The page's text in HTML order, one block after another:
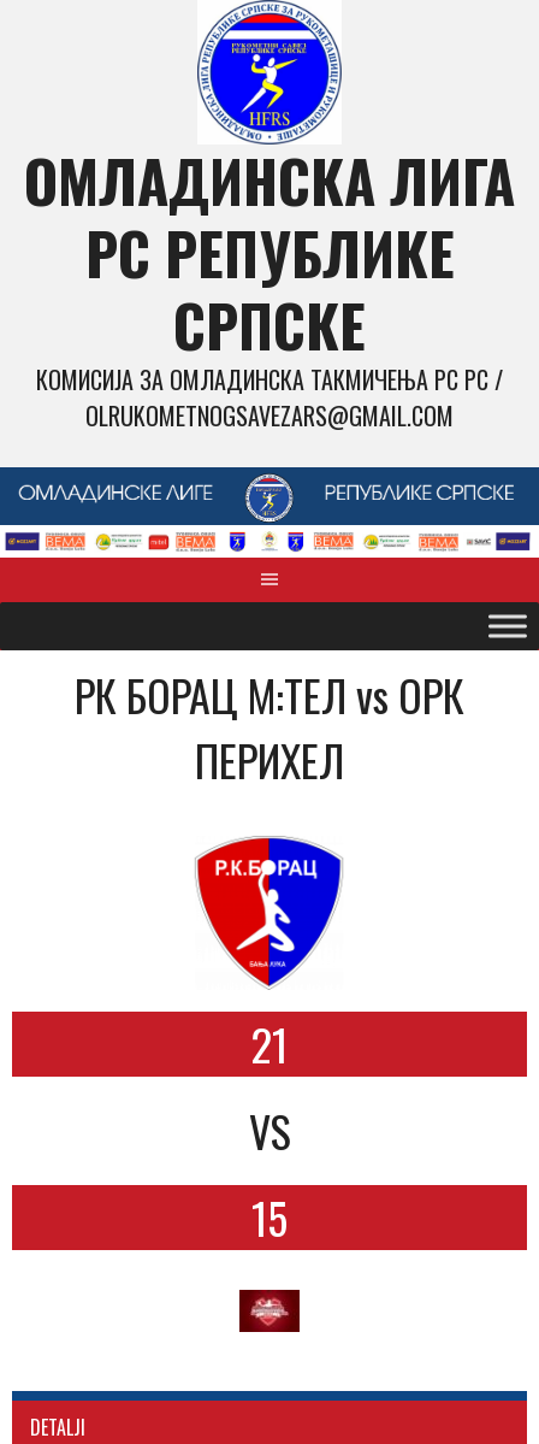
ОМЛАДИНСКА ЛИГА
РС РЕПУБЛИКЕ
СРПСКЕ
КОМИСИЈА ЗА ОМЛАДИНСКА ТАКМИЧЕЊА РС РС /
OLRUKOMETNOGSAVEZARS@GMAIL.COM
РК БОРАЦ М:ТЕЛ vs OРК
ПЕРИХЕЛ
21
VS
15
DETALJI